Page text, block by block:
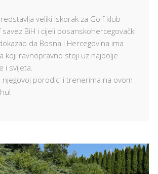
veliki iskorak za Golf klub
savez BiH i cijeli bosanskohercegovački
da Bosna i Hercegovina ima
koji ravnopravno stoji uz najbolje
i svijeta.
njegovoj porodici i trenerima na ovom